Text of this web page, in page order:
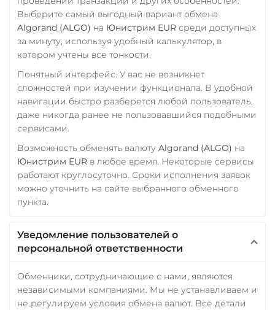
Wrapped Bitcoin (WBTC)
ERC20
Yearn.finance (YFI)
Центр Кредит KZT
Элкарт KGS
Выберите самый выгодный вариант обмена
Algorand (ALGO) на Юнистрим EUR среди доступных
за минуту, используя удобный калькулятор, в
котором учтены все тонкости.
Понятный интерфейс. У вас не возникнет
сложностей при изучении функционала. В удобной
навигации быстро разберется любой пользователь,
даже никогда ранее не пользовавшийся подобными
сервисами.
Возможность обменять валюту Algorand (ALGO) на
Юнистрим EUR в любое время. Некоторые сервисы
работают круглосуточно. Сроки исполнения заявок
можно уточнить на сайте выбранного обменного
пункта.
Уведомление пользователей о
персональной ответственности
Обменники, сотрудничающие с нами, являются
независимыми компаниями. Мы не устанавливаем и
не регулируем условия обмена валют. Все детали